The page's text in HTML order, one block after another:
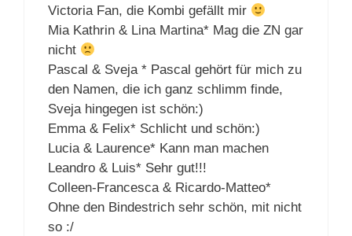
Victoria Fan, die Kombi gefällt mir
Mia Kathrin & Lina Martina* Mag die ZN gar
nicht
Pascal & Sveja * Pascal gehört für mich zu
den Namen, die ich ganz schlimm finde,
Sveja hingegen ist schön:)
Emma & Felix* Schlicht und schön:)
Lucia & Laurence* Kann man machen
Leandro & Luis* Sehr gut!!!
Colleen-Francesca & Ricardo-Matteo*
Ohne den Bindestrich sehr schön, mit nicht
so :/